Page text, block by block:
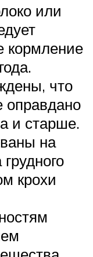
или
кормление
что
оправдано
и старше.
на
крохи